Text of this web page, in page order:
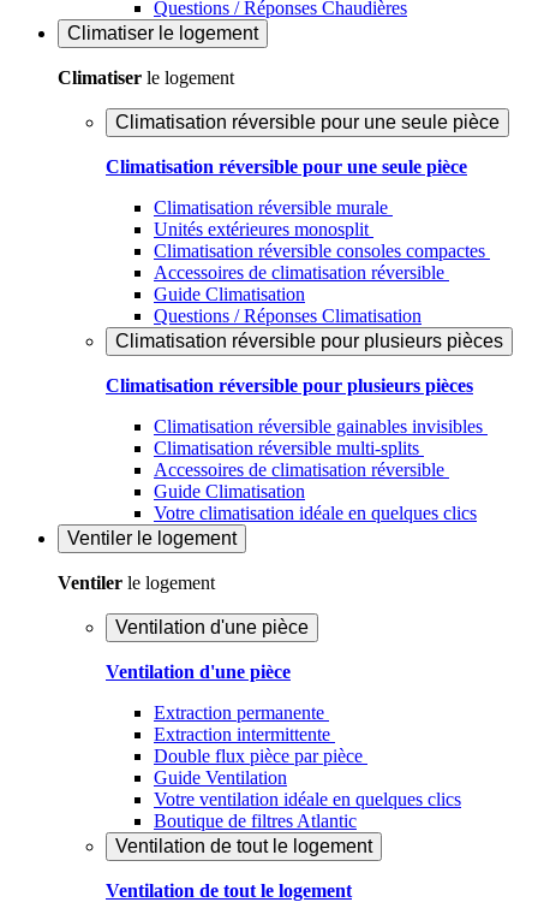
Questions / Réponses Chaudières
Climatiser le logement
Climatiser le logement
Climatisation réversible pour une seule pièce
Climatisation réversible pour une seule pièce
Climatisation réversible murale
Unités extérieures monosplit
Climatisation réversible consoles compactes
Accessoires de climatisation réversible
Guide Climatisation
Questions / Réponses Climatisation
Climatisation réversible pour plusieurs pièces
Climatisation réversible pour plusieurs pièces
Climatisation réversible gainables invisibles
Climatisation réversible multi-splits
Accessoires de climatisation réversible
Guide Climatisation
Votre climatisation idéale en quelques clics
Ventiler le logement
Ventiler le logement
Ventilation d'une pièce
Ventilation d'une pièce
Extraction permanente
Extraction intermittente
Double flux pièce par pièce
Guide Ventilation
Votre ventilation idéale en quelques clics
Boutique de filtres Atlantic
Ventilation de tout le logement
Ventilation de tout le logement